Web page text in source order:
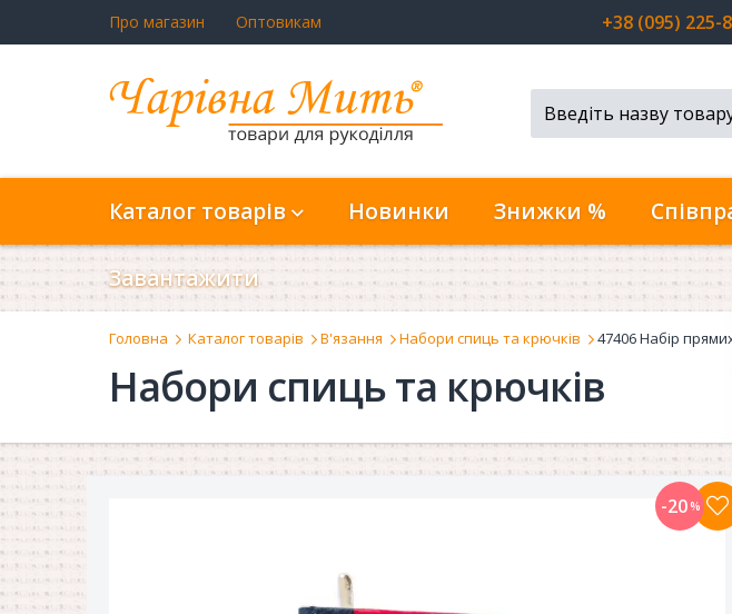
Про магазин Оптовикам +38 (095) 225-
Каталог товарів Новинки Знижки %
Завантажити
Головна Каталог товарів В'язання Набори спиць та крючків 47406 Набір
Набори спиць та крючків
-20%